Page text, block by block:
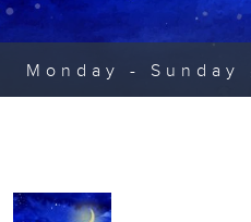
Monday - Sunday